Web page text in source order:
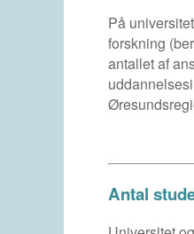
På
forskning
antallet af
Antal